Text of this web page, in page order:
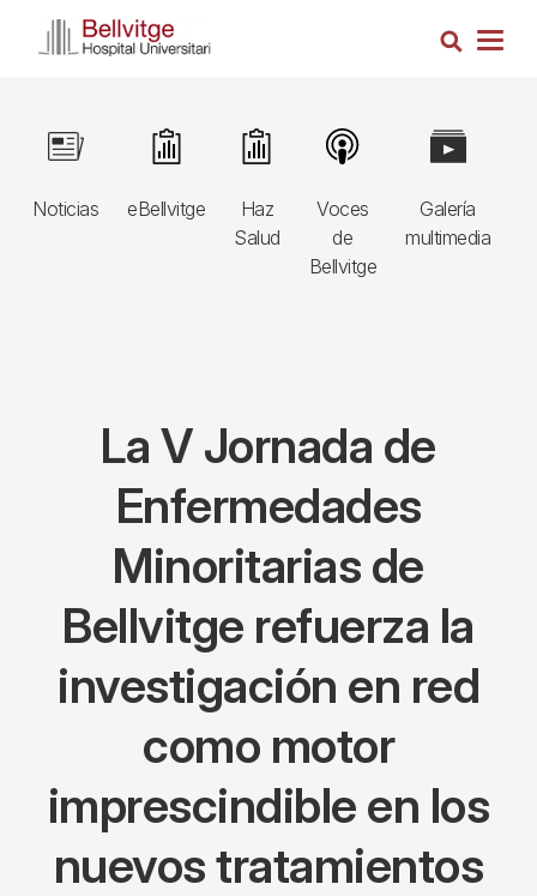
Busca
Navegació
principal
3r
Noticias
Image
eBellvitge
Image
Haz
Salud
Image
Voces
de
Bellvitge
Image
Galería
multimedia
Image
La V Jornada de
Enfermedades
Minoritarias de
Bellvitge refuerza la
investigación en red
como motor
imprescindible en los
nuevos tratamientos